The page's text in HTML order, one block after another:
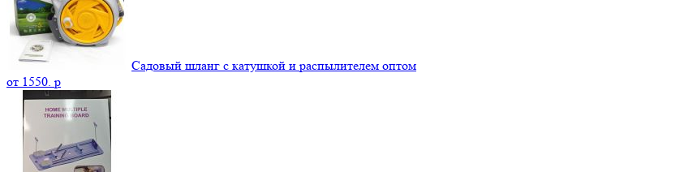
Садовый шланг с катушкой и распылителем оптом
от 1550. p